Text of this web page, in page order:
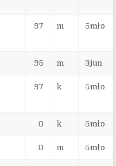
97 m 5mło
95 m 3jun
97 k 5mło
0 k 5mło
0 m 5mło